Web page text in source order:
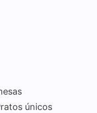
únicos